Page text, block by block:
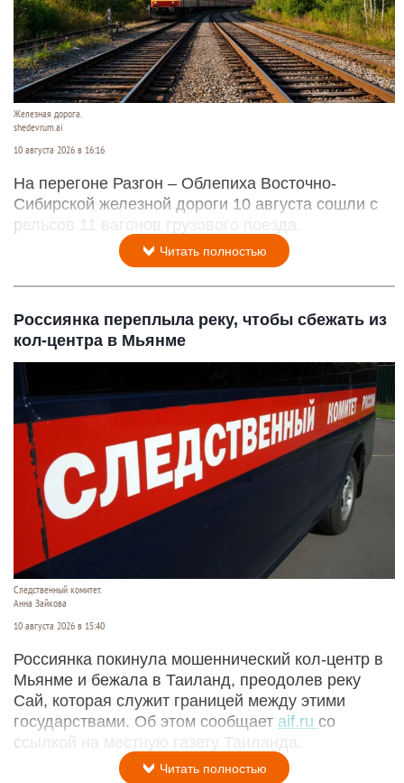
Железная дорога.
shedevrum.ai
10 августа 2026 в 16:16
На перегоне Разгон – Облепиха Восточно-
Сибирской железной дороги 10 августа сошли с
рельсов 11 вагонов грузового поезда.
Читать полностью
Россиянка переплыла реку, чтобы сбежать из
кол-центра в Мьянме
Следственный комитет.
Анна Зайкова
10 августа 2026 в 15:40
Россиянка покинула мошеннический кол-центр в
Мьянме и бежала в Таиланд, преодолев реку
Сай, которая служит границей между этими
государствами. Об этом сообщает aif.ru со
ссылкой на местную газету Таиланда.
Читать полностью